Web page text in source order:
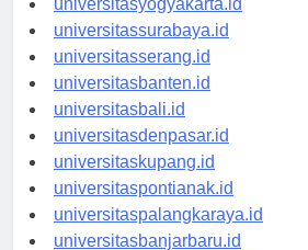
universitasyogyakarta.id
universitassurabaya.id
universitasserang.id
universitasbanten.id
universitasbali.id
universitasdenpasar.id
universitaskupang.id
universitaspontianak.id
universitaspalangkaraya.id